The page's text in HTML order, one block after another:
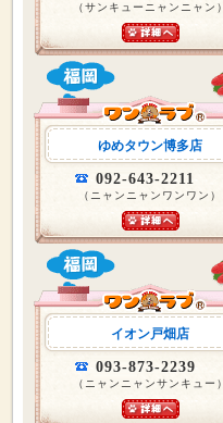
（サンキューニャンニャン）
ゆめタウン博多店
092-643-2211
（ニャンニャンワンワン）
イオン戸畑店
093-873-2239
（ニャンニャンサンキュー）